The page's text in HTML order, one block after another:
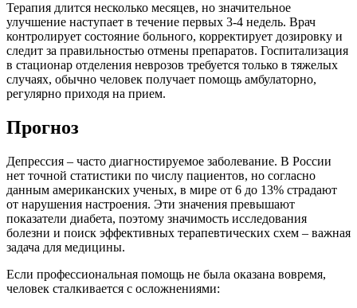
Терапия длится несколько месяцев, но значительное
улучшение наступает в течение первых 3-4 недель. Врач
контролирует состояние больного, корректирует дозировку и
следит за правильностью отмены препаратов. Госпитализация
в стационар отделения неврозов требуется только в тяжелых
случаях, обычно человек получает помощь амбулаторно,
регулярно приходя на прием.
Прогноз
Депрессия – часто диагностируемое заболевание. В России
нет точной статистики по числу пациентов, но согласно
данным американских ученых, в мире от 6 до 13% страдают
от нарушения настроения. Эти значения превышают
показатели диабета, поэтому значимость исследования
болезни и поиск эффективных терапевтических схем – важная
задача для медицины.
Если профессиональная помощь не была оказана вовремя,
человек сталкивается с осложнениями: